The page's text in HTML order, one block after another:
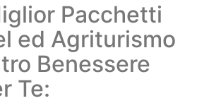
Pacchetti
ed Agriturismo
Benessere
Te: